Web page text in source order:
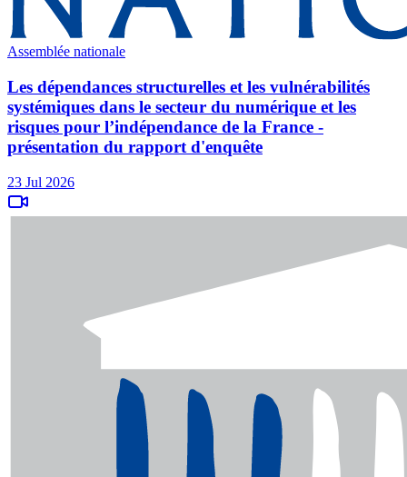
Assemblée nationale
Les dépendances structurelles et les vulnérabilités
systémiques dans le secteur du numérique et les
risques pour l’indépendance de la France -
présentation du rapport d'enquête
23 Jul 2026